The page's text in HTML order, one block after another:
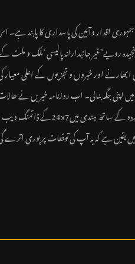
جمہوری اقدار وآئین کی پاسداری کا پابند ہے۔
رویے‘غیر جانبدارانہ پالیسی ‘ملک و ملت
اور خبروں و تجزیوں کے اعلی معیار
اپنی جگہ بنالی۔ اب روزنامہ خبریں نے
کے تقاضوں کے تحت اردو کے ساتھ ہندی میں24x7کے ڈائمنگ ویب
ہے کہ یہ آپ کی توقعات پر پوری اترے